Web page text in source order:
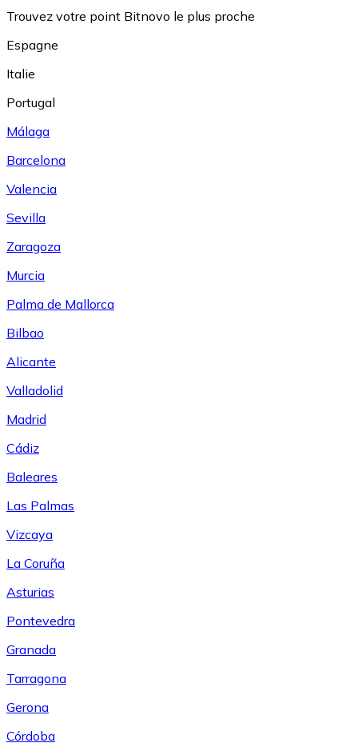
Trouvez votre point Bitnovo le plus proche
Espagne
Italie
Portugal
Málaga
Barcelona
Valencia
Sevilla
Zaragoza
Murcia
Palma de Mallorca
Bilbao
Alicante
Valladolid
Madrid
Cádiz
Baleares
Las Palmas
Vizcaya
La Coruña
Asturias
Pontevedra
Granada
Tarragona
Gerona
Córdoba